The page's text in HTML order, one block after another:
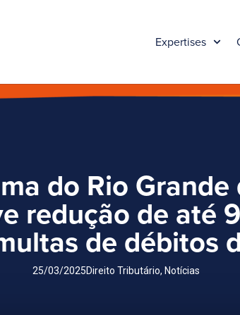
Expertises
do Rio Grande
redução de até
de débitos
25/03/2025Direito Tributário, Notícias